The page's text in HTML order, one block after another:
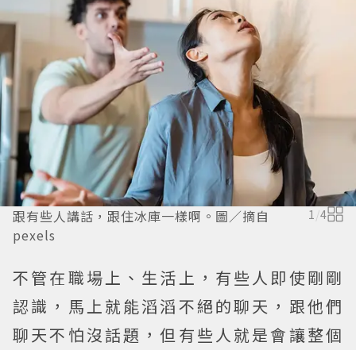
跟有些人講話，跟住冰庫一樣啊。圖／摘自
pexels
1 /4
不管在職場上、生活上，有些人即使剛剛
認識，馬上就能滔滔不絕的聊天，跟他們
聊天不怕沒話題，但有些人就是會讓整個